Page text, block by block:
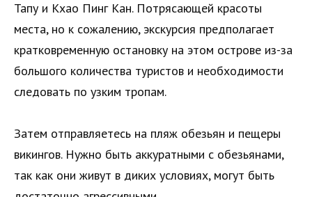
Тапу и Кхао Пинг Кан. Потрясающей красоты
места, но к сожалению, экскурсия предполагает
кратковременную остановку на этом острове из-за
большого количества туристов и необходимости
следовать по узким тропам.
Затем отправляетесь на пляж обезьян и пещеры
викингов. Нужно быть аккуратными с обезьянами,
так как они живут в диких условиях, могут быть